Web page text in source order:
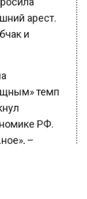
арест.
и
темп
РФ.
–